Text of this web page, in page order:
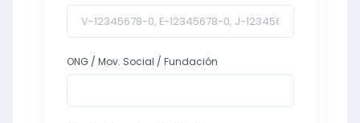
ONG / Mov. Social / Fundación